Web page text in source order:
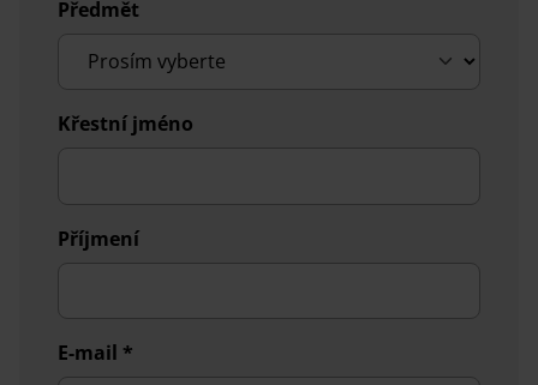
Předmět
Křestní jméno
Příjmení
E-mail *